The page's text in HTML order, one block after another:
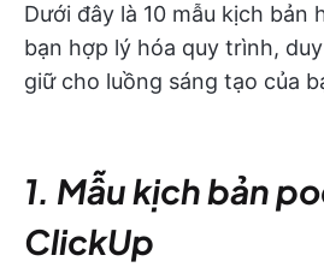
Dưới đây là 10 mẫu kịch bản
bạn hợp lý hóa quy trình,
giữ cho luồng sáng tạo của
1. Mẫu kịch bản
ClickUp